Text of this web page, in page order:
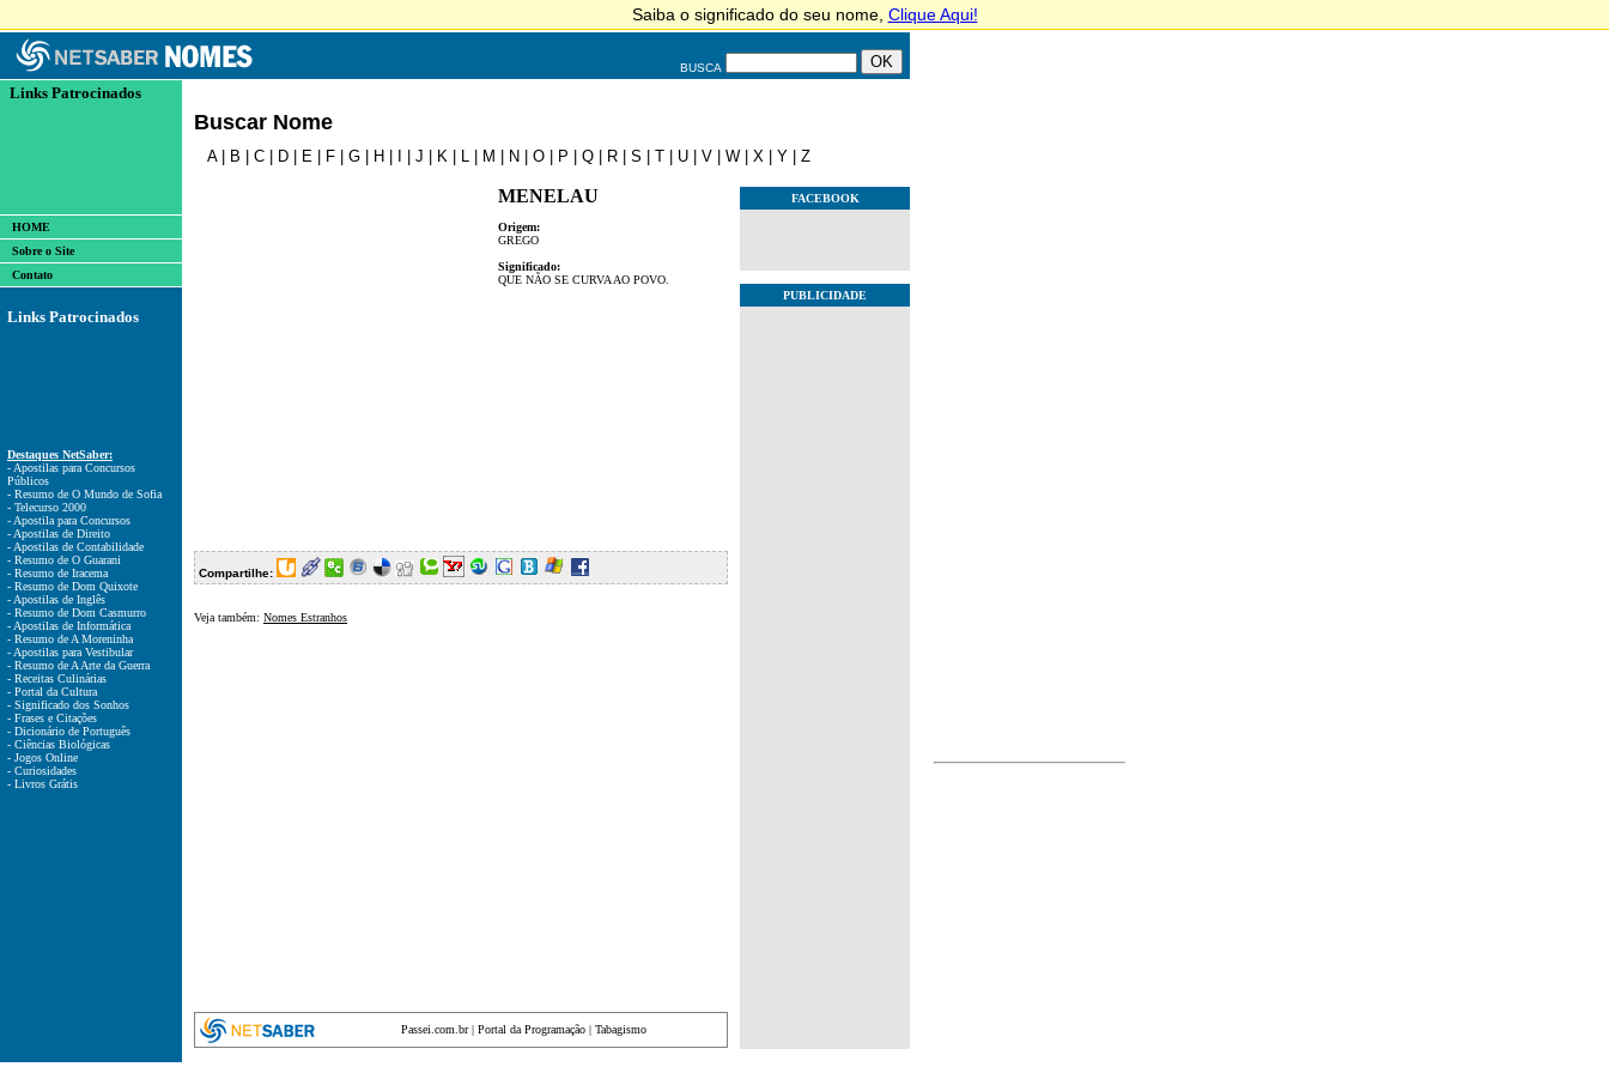
BUSCA
Links Patrocinados
HOME
Sobre o Site
Contato
Links Patrocinados
Destaques NetSaber:
- Apostilas para Concursos
Públicos
- Resumo de O Mundo de Sofia
- Telecurso 2000
- Apostila para Concursos
- Apostilas de Direito
- Apostilas de Contabilidade
- Resumo de O Guarani
- Resumo de Iracema
- Resumo de Dom Quixote
- Apostilas de Inglês
- Resumo de Dom Casmurro
- Apostilas de Informática
- Resumo de A Moreninha
- Apostilas para Vestibular
- Resumo de A Arte da Guerra
- Receitas Culinárias
- Portal da Cultura
- Significado dos Sonhos
- Frases e Citações
- Dicionário de Português
- Ciências Biológicas
- Jogos Online
- Curiosidades
- Livros Grátis
Buscar Nome
A| B C D E F G H J K L M N O P Q R S T U V W X Y Z
MENELAU
Origem:
GREGO
Significado:
QUE NÃO SE CURVA AO POVO.
Compartilhe:
Veja também: Nomes Estranhos
Passei.com.br| Portal da Programação| Tabagismo
FACEBOOK
PUBLICIDADE